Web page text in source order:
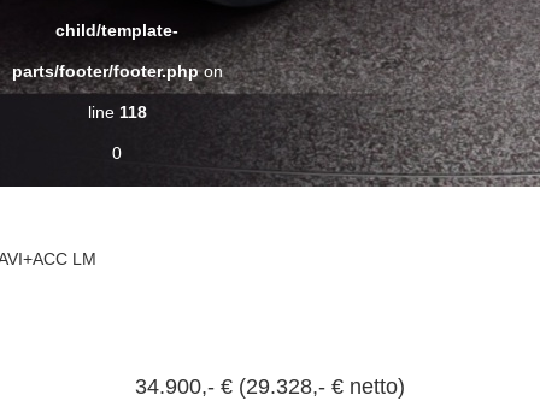
LM
34.900,- € (29.328,- € netto)
child/template-
parts/footer/footer.phpon
line 118
0